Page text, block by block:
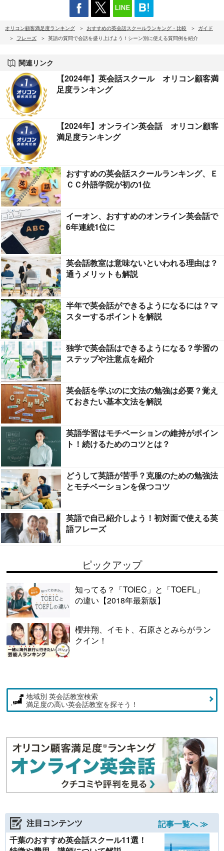
オリコン顧客満足度ランキング おすすめの英会話スクールランキング・比較
ガイド
フレーズ
英語の質問で会話を盛り上げよう！シーン別に使える質問例を紹介
関連リンク
【2024年】英会話スクール オリコン顧客満
足度ランキング
【2024年】オンライン英会話 オリコン顧客
満足度ランキング
おすすめの英会話スクールランキング、Ｅ
ＣＣ外語学院が初の1位
イーオン、おすすめのオンライン英会話で
6年連続1位に
英会話教室は意味ないといわれる理由は？
通うメリットも解説
半年で英会話ができるようになるには？マ
スターするポイントを解説
独学で英会話はできるようになる？学習の
ステップや注意点を紹介
英会話を学ぶのに文法の勉強は必要？覚え
ておきたい基本文法を解説
英語学習はモチベーションの維持がポイン
ト！続けるためのコツとは？
どうして英語が苦手？克服のための勉強法
とモチベーションを保つコツ
英語で自己紹介しよう！初対面で使える英
語フレーズ
ピックアップ
知ってる？「TOIEC」と「TOEFL」
の違い【2018年最新版】
櫻井翔、イモト、石原さとみらがラン
クイン！
地域別 英会話教室検索
満足度の高い英会話教室を探そう！
注目コンテンツ
記事一覧へ ≫
千葉のおすすめ英会話スクール11選！